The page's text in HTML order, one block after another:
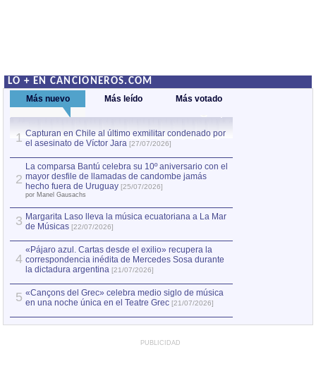
LO + EN CANCIONEROS.COM
Más nuevo Más leído Más votado
1 Capturan en Chile al último exmilitar condenado por
el asesinato de Víctor Jara [27/07/2026]
2
La comparsa Bantú celebra su 10º aniversario con el
mayor desfile de llamadas de candombe jamás
hecho fuera de Uruguay [25/07/2026]
por Manel Gausachs
3 Margarita Laso lleva la música ecuatoriana a La Mar
de Músicas [22/07/2026]
4
«Pájaro azul. Cartas desde el exilio» recupera la
correspondencia inédita de Mercedes Sosa durante
la dictadura argentina [21/07/2026]
5 «Cançons del Grec» celebra medio siglo de música
en una noche única en el Teatre Grec [21/07/2026]
PUBLICIDAD